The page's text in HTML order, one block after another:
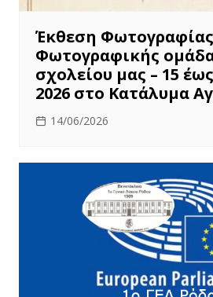
Έκθεση
Φωτογραφικής
σχολείου μας – 15
2026 στο Κατάλυμα
14/06/2026